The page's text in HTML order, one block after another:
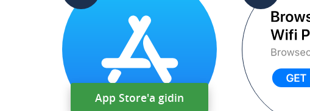
App Store'a gidin